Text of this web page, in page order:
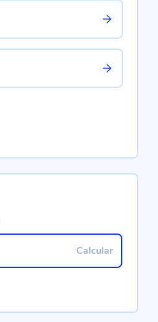
Calcular